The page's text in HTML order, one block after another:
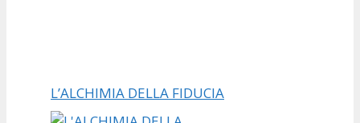
L’ALCHIMIA DELLA FIDUCIA